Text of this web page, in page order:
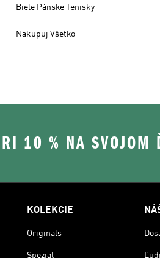
Biele Pánske Tenisky
Nakupuj Všetko
10 % NA SVOJOM
KOLEKCIE
Originals
Spezial